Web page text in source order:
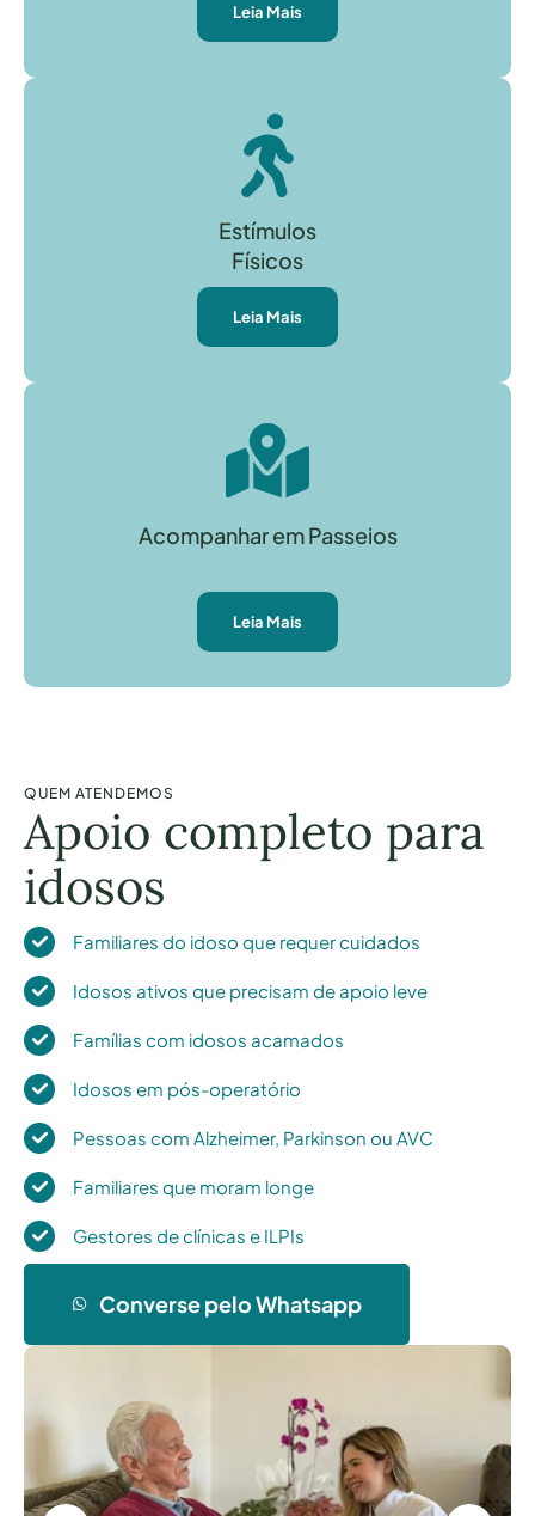
Leia Mais
Estímulos
Físicos
Leia Mais
Acompanhar em Passeios
Leia Mais
QUEM ATENDEMOS
Apoio completo para
idosos
Familiares do idoso que requer cuidados
Idosos ativos que precisam de apoio leve
Famílias com idosos acamados
Idosos em pós-operatório
Pessoas com Alzheimer, Parkinson ou AVC
Familiares que moram longe
Gestores de clínicas e ILPIs
Converse pelo Whatsapp